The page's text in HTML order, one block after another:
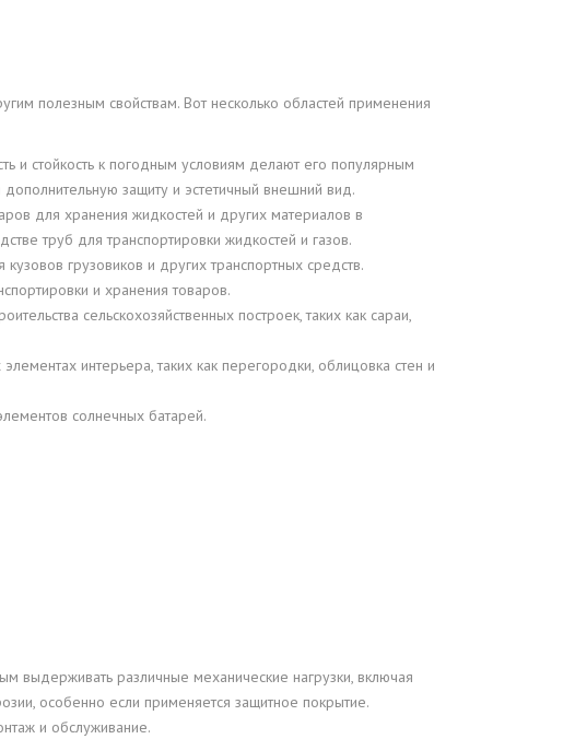
полезным свойствам. Вот несколько областей применения
и стойкость к погодным условиям делают его популярным
защиту и эстетичный внешний вид.
для хранения жидкостей и других материалов в
труб для транспортировки жидкостей и газов.
грузовиков и других транспортных средств.
и хранения товаров.
сельскохозяйственных построек, таких как сараи,
интерьера, таких как перегородки, облицовка стен и
солнечных батарей.
выдерживать различные механические нагрузки, включая
особенно если применяется защитное покрытие.
и обслуживание.